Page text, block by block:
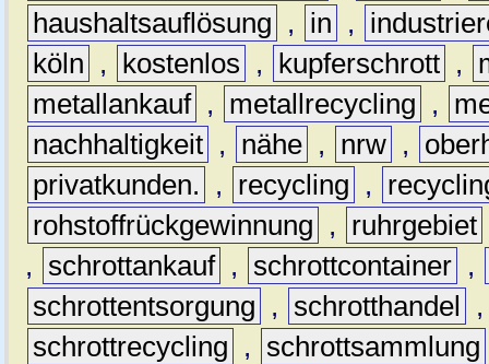
haushaltsauflösung
, in ,
köln
, kostenlos , kupferschrott ,
metallankauf , metallrecycling ,
nachhaltigkeit , nähe , nrw ,
privatkunden.
, recycling ,
rohstoffrückgewinnung
, ruhrgebiet
,
schrottankauf , schrottcontainer ,
schrottentsorgung
, schrotthandel
schrottrecycling
, schrottsammlung